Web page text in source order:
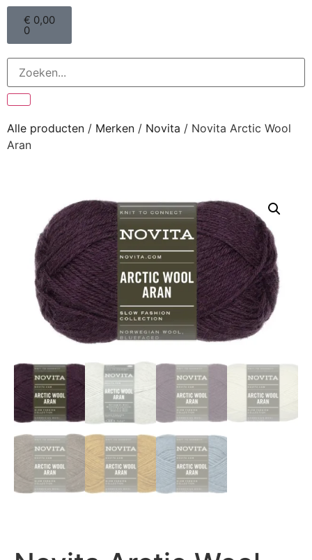
€ 0,00
0
Alle producten / Merken / Novita / Novita Arctic Wool
Aran